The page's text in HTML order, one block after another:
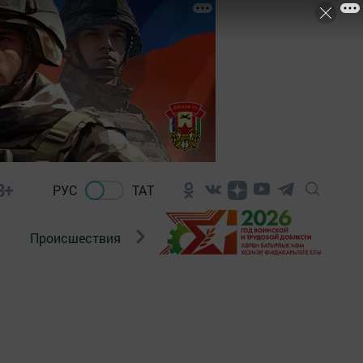
РУС ТАТ
Происшествия Новости Госавтоинспекции